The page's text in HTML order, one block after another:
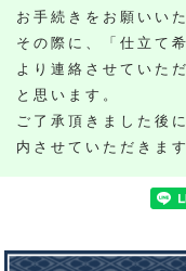
お手続きをお願いい
その際に、「仕立て
より連絡させていた
と思います。
ご了承頂きました後
内させていただきます